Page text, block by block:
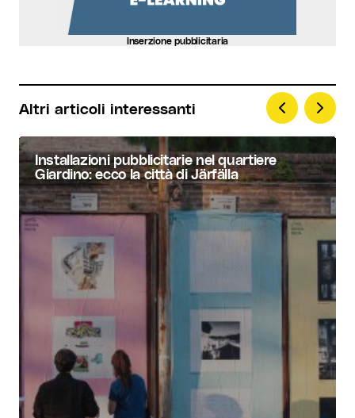
Your E-mail
Invia commento
Inserzione pubblicitaria
Altri articoli interessanti
Installazioni pubblicitarie nel quartiere
Giardino: ecco la città di Järfälla